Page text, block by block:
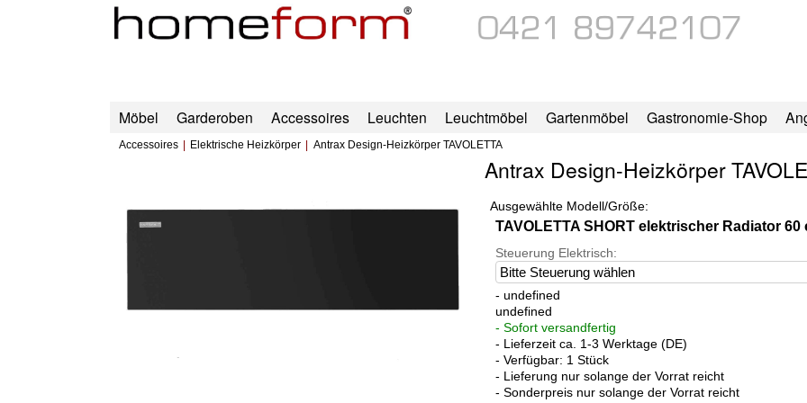
Möbel Garderoben Accessoires Leuchten Leuchtmöbel Gartenmöbel Gastronomie-Shop
Accessoires Elektrische Heizkörper Antrax Design-Heizkörper TAVOLETTA
Antrax Design-Heizkörper
Ausgewählte Modell/Größe:
TAVOLETTA SHORT elektrischer Radiator 60
Steuerung Elektrisch:
- undefined
undefined
- Sofort versandfertig
- Lieferzeit ca. 1-3 Werktage (DE)
- Verfügbar: 1 Stück
- Lieferung nur solange der Vorrat reicht
- Sonderpreis nur solange der Vorrat reicht